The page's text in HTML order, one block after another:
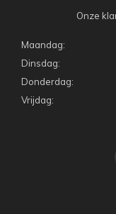
Onze
Maandag:
Dinsdag:
Donderdag:
Vrijdag: